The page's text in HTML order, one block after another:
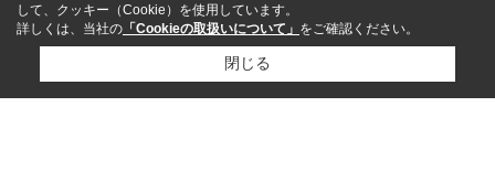
して、クッキー（Cookie）を使用しています。
詳しくは、当社の 「Cookieの取扱いについて」 をご確認ください。
閉じる